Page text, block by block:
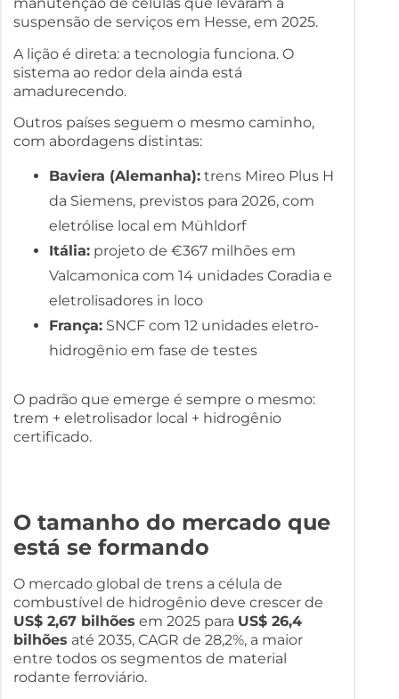
manutenção de células que levaram à
suspensão de serviços em Hesse, em 2025.
A lição é direta: a tecnologia funciona. O
sistema ao redor dela ainda está
amadurecendo.
Outros países seguem o mesmo caminho,
com abordagens distintas:
Baviera (Alemanha): trens Mireo Plus H
da Siemens, previstos para 2026, com
eletrólise local em Mühldorf
Itália: projeto de €367 milhões em
Valcamonica com 14 unidades Coradia e
eletrolisadores in loco
França: SNCF com 12 unidades eletro-
hidrogênio em fase de testes
O padrão que emerge é sempre o mesmo:
trem + eletrolisador local + hidrogênio
certificado.
O tamanho do mercado que
está se formando
O mercado global de trens a célula de
combustível de hidrogênio deve crescer de
US$ 2,67 bilhões em 2025 para US$ 26,4
bilhões até 2035, CAGR de 28,2%, a maior
entre todos os segmentos de material
rodante ferroviário.